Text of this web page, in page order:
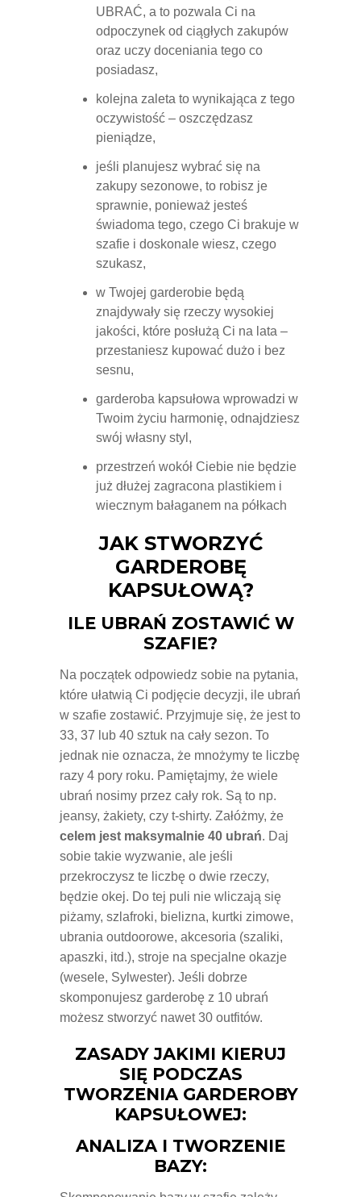
UBRAĆ, a to pozwala Ci na
odpoczynek od ciągłych zakupów
oraz uczy doceniania tego co
posiadasz,
kolejna zaleta to wynikająca z tego
oczywistość – oszczędzasz
pieniądze,
jeśli planujesz wybrać się na
zakupy sezonowe, to robisz je
sprawnie, ponieważ jesteś
świadoma tego, czego Ci brakuje w
szafie i doskonale wiesz, czego
szukasz,
w Twojej garderobie będą
znajdywały się rzeczy wysokiej
jakości, które posłużą Ci na lata –
przestaniesz kupować dużo i bez
sesnu,
garderoba kapsułowa wprowadzi w
Twoim życiu harmonię, odnajdziesz
swój własny styl,
przestrzeń wokół Ciebie nie będzie
już dłużej zagracona plastikiem i
wiecznym bałaganem na półkach
JAK STWORZYĆ
GARDEROBĘ
KAPSUŁOWĄ?
ILE UBRAŃ ZOSTAWIĆ W
SZAFIE?
Na początek odpowiedz sobie na pytania,
które ułatwią Ci podjęcie decyzji, ile ubrań
w szafie zostawić. Przyjmuje się, że jest to
33, 37 lub 40 sztuk na cały sezon. To
jednak nie oznacza, że mnożymy te liczbę
razy 4 pory roku. Pamiętajmy, że wiele
ubrań nosimy przez cały rok. Są to np.
jeansy, żakiety, czy t-shirty. Załóżmy, że
celem jest maksymalnie 40 ubrań. Daj
sobie takie wyzwanie, ale jeśli
przekroczysz te liczbę o dwie rzeczy,
będzie okej. Do tej puli nie wliczają się
piżamy, szlafroki, bielizna, kurtki zimowe,
ubrania outdoorowe, akcesoria (szaliki,
apaszki, itd.), stroje na specjalne okazje
(wesele, Sylwester). Jeśli dobrze
skomponujesz garderobę z 10 ubrań
możesz stworzyć nawet 30 outfitów.
ZASADY JAKIMI KIERUJ
SIĘ PODCZAS
TWORZENIA GARDEROBY
KAPSUŁOWEJ:
ANALIZA I TWORZENIE
BAZY: